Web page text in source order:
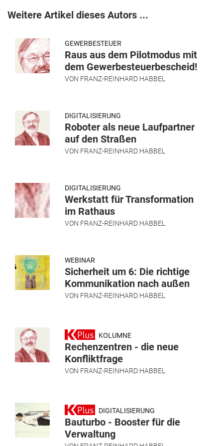
Weitere Artikel dieses Autors ...
GEWERBESTEUER
Raus aus dem Pilotmodus mit
dem Gewerbesteuerbescheid!
VON FRANZ-REINHARD HABBEL
DIGITALISIERUNG
Roboter als neue Laufpartner
auf den Straßen
VON FRANZ-REINHARD HABBEL
DIGITALISIERUNG
Werkstatt für Transformation
im Rathaus
VON FRANZ-REINHARD HABBEL
WEBINAR
Sicherheit um 6: Die richtige
Kommunikation nach außen
VON FRANZ-REINHARD HABBEL
KOLUMNE
Rechenzentren - die neue
Konfliktfrage
VON FRANZ-REINHARD HABBEL
DIGITALISIERUNG
Bauturbo - Booster für die
Verwaltung